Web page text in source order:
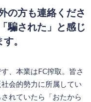
の方も連絡くださ
騙された」と感じ
。
、本業はFC搾取。皆さ
会的勢力に所属してい
れていたら「おたから